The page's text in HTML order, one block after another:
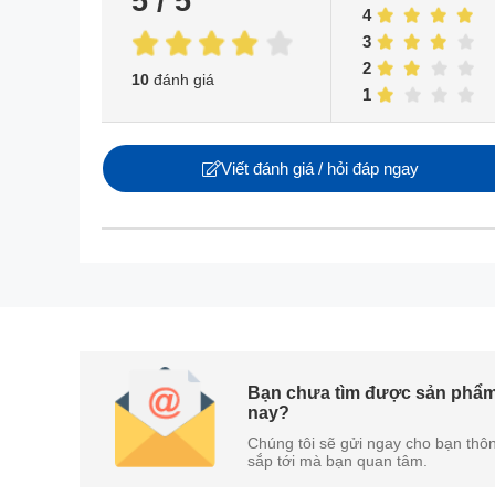
Bảng điều khiển điện tử của tủ lạnh HS56WBG
xác hơn bao giờ hết. Việc điều chỉnh nhiệt độ và
10 đánh giá
1
2
3
4
Viết đánh giá / hỏi đáp ngay
Bạn chưa tìm được sản
nay?
Chúng tôi sẽ gửi ngay cho bạn
sắp tới mà bạn quan tâm.